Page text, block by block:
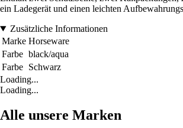
ein Ladegerät und einen leichten
Zusätzliche Informationen
Marke Horseware
Farbe black/aqua
Farbe Schwarz
Loading...
Loading...
Alle unsere Marken